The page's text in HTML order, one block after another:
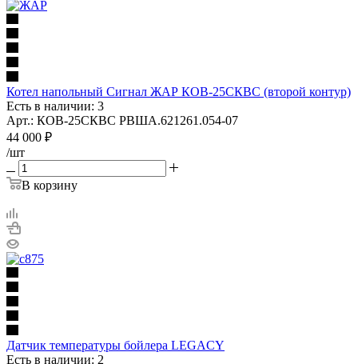
Котел напольный Сигнал ЖАР КОВ-25СКВС (второй контур)
Есть в наличии: 3
Арт.: КОВ-25СКВС РВША.621261.054-07
44 000 ₽
/шт
В корзину
Датчик температуры бойлера LEGACY
Есть в наличии: 2